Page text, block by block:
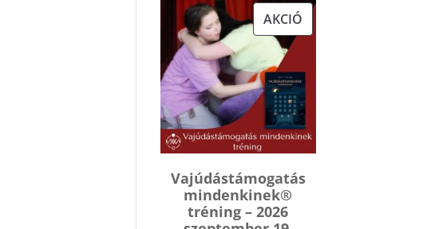
AKCIÓAKCIÓS
Vajúdástámogatás
mindenkinek®
tréning – 2026